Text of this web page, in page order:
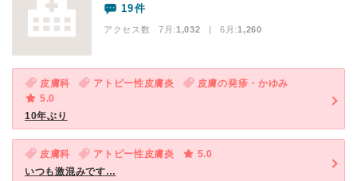
19件
アクセス数 7月:1,032 | 6月:1,260
皮膚科 アトピー性皮膚炎
皮膚の発疹・かゆみ
5.0
10年ぶり
皮膚科 アトピー性皮膚炎
5.0
いつも激混みです…